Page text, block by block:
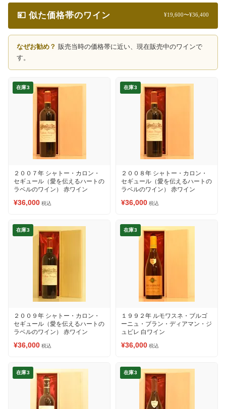
💴 似た価格帯のワイン ¥19,600〜¥36,400
なぜお勧め？ 販売当時の価格帯に近い、現在販売中のワインで
す。
在庫3
２００７年 シャトー・カロン・
セギュール（愛を伝えるハートの
ラベルのワイン） 赤ワイン
¥36,000 税込
在庫3
２００８年 シャトー・カロン・
セギュール（愛を伝えるハートの
ラベルのワイン） 赤ワイン
¥36,000 税込
在庫3
２００９年 シャトー・カロン・
セギュール（愛を伝えるハートの
ラベルのワイン） 赤ワイン
¥36,000 税込
在庫3
１９９２年 ルモワスネ・ブルゴ
ーニュ・ブラン・ディアマン・ジ
ュビレ 白ワイン
¥36,000 税込
在庫3 在庫3